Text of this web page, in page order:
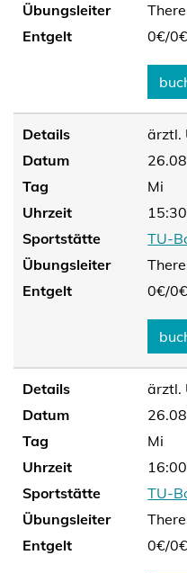
Übungsleiter
Entgelt
0€/
Details
ärztl.
Datum
Tag
Mi
Uhrzeit
Sportstätte
TU-
Übungsleiter
Entgelt
0€/
Details
ärztl.
Datum
Tag
Mi
Uhrzeit
Sportstätte
TU-
Übungsleiter
Entgelt
0€/